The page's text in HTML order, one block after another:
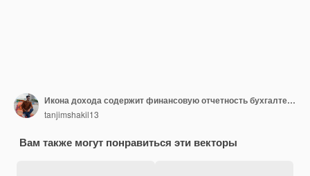
Икона дохода содержит финансовую отчетность бухгалтера финансового аудита счета-фактуры
tanjimshakil13
Вам также могут понравиться эти векторы